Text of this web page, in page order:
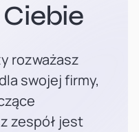
Ciebie
rozważasz
swojej firmy,
zespół jest